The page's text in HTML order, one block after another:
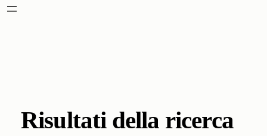
Risultati della ricerca